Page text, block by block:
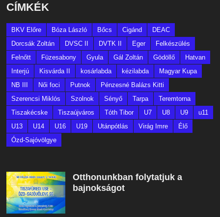
CÍMKÉK
BKV Előre Bóza László Bőcs Cigánd
DEAC
Dorcsák Zoltán
DVSC II DVTK II Eger
Felkészülés
Felnőtt
Füzesabony Gyula Gál Zoltán Gödöllő
Hatvan
Interjú
Kisvárda II kosárlabda kézilabda
Magyar Kupa
NB III
Női foci Putnok
Pénzesné Balázs Kitti
Szerencsi Miklós
Szolnok Sényő Tarpa
Teremtorna
Tiszakécske
Tiszaújváros Tóth Tibor U7 U8 U9
u11
U13
U14 U16 U19 Utánpótlás Virág Imre
Élő
Ózd-Sajóvölgye
Otthonunkban folytatjuk a
bajnokságot